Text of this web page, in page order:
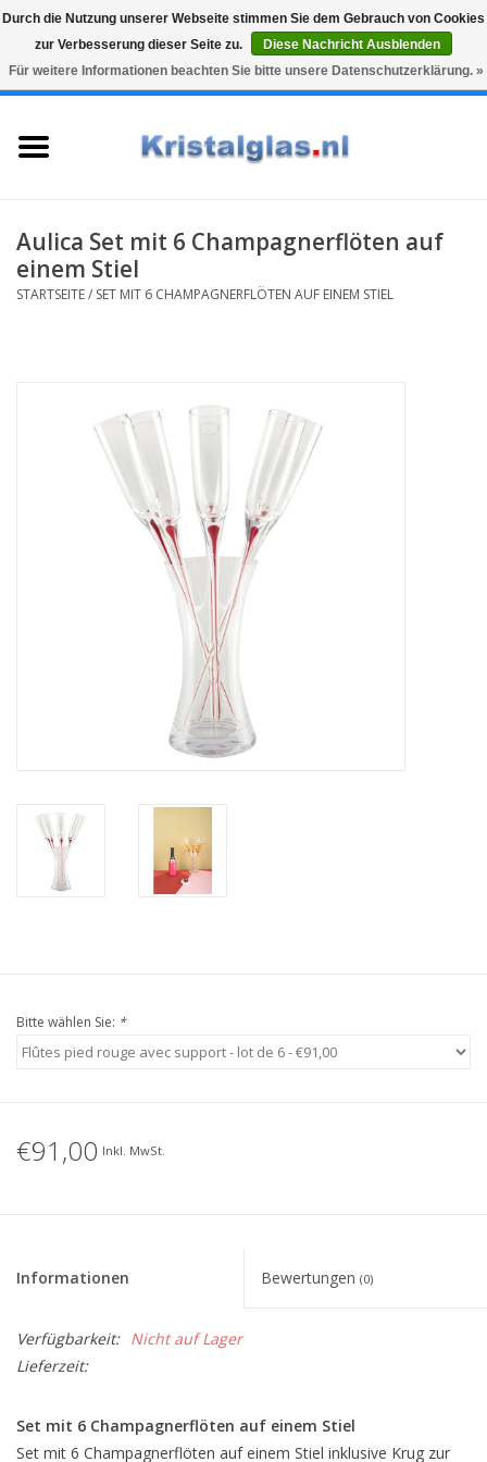
Snelle levering
Graveren
0 Artikel - €0,00
Karaffen
Glasgravur fur karaffe und
Aulica Set mit 6 Champagnerflöten auf
einem Stiel
STARTSEITE/ SET MIT 6 CHAMPAGNERFLÖTEN AUF EINEM STIEL
Bitte wählen Sie: *
€91,00 Inkl. MwSt.
Informationen Bewertungen (0)
Verfügbarkeit: Nicht auf Lager
Lieferzeit:
Set mit 6 Champagnerflöten auf einem Stiel
Set mit 6 Champagnerflöten auf einem Stiel inklusive Krug zur
Durch die Nutzung unserer Webseite stimmen Sie dem Gebrauch von Cookies
zur Verbesserung dieser Seite zu.
Diese Nachricht Ausblenden
Für weitere Informationen beachten Sie bitte unsere Datenschutzerklärung. »